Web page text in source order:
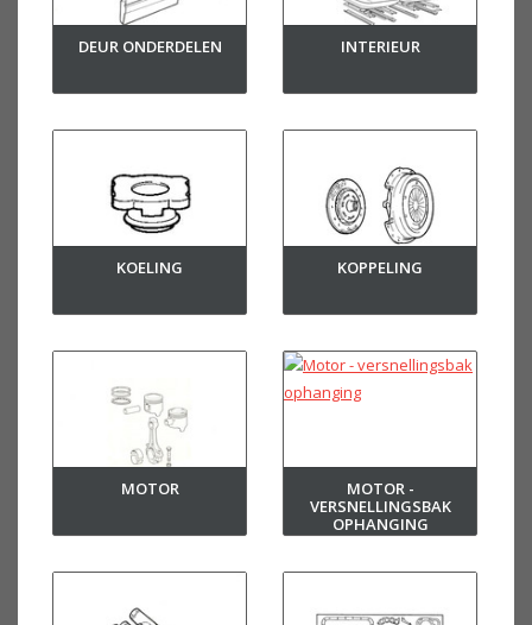
DEUR ONDERDELEN INTERIEUR
KOELING KOPPELING
MOTOR
MOTOR -
VERSNELLINGSBAK
OPHANGING